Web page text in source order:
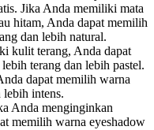
Jika Anda memiliki mata
hitam, Anda dapat memilih
dan lebih natural.
kulit terang, Anda dapat
terang dan lebih pastel.
dapat memilih warna
lebih intens.
Anda menginginkan
memilih warna eyeshadow